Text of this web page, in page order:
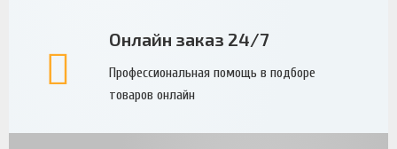
Онлайн заказ 24/7
Профессиональная помощь в подборе
товаров онлайн